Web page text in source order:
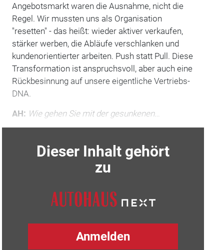
Angebotsmarkt waren die Ausnahme, nicht die
Regel. Wir mussten uns als Organisation
"resetten" - das heißt: wieder aktiver verkaufen,
stärker werben, die Abläufe verschlanken und
kundenorientierter arbeiten. Push statt Pull. Diese
Transformation ist anspruchsvoll, aber auch eine
Rückbesinnung auf unsere eigentliche Vertriebs-
DNA.
AH: Wie gehen Sie mit der gesunkenen…
Dieser Inhalt gehört
zu
Anmelden